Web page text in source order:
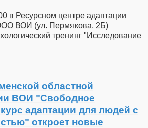
в Ресурсном центре адаптации
ВОИ (ул. Пермякова, 2Б)
тренинг "Исследование
областной
ВОИ "Свободное
адаптации для людей с
откроет новые